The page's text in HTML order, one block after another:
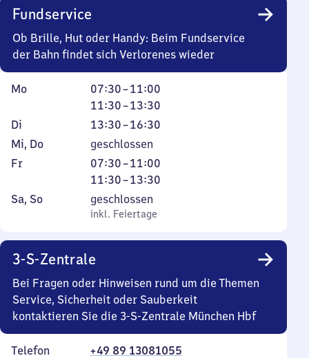
23
Uhr
30
Fundservice
Ob Brille, Hut oder Handy: Beim Fundservice
der Bahn findet sich Verlorenes wieder
Montag
Mo 07:30–11:00
Von
7
Uhr
bis
11
Uhr
11:30–13:30
Von
11
Uhr
bis
13
Uhr
30
Dienstag
Di 13:30–16:30
Von
13
Uhr
30
16
30
Mittwoch
und
Mi, Do
geschlossen
Freitag
Fr 07:30–11:00
Von
7
Uhr
30
Uhr
11:30–13:30
Von
11
Uhr
30
Uhr
30
Samstag
Sa, So,
inkl. Feiertage
geschlossen
inkl. Feiertage
3-S-Zentrale
Bei Fragen oder Hinweisen rund um die Themen
Service, Sicherheit oder Sauberkeit
kontaktieren Sie die 3-S-Zentrale München Hbf
Telefon
+49 89 13081055